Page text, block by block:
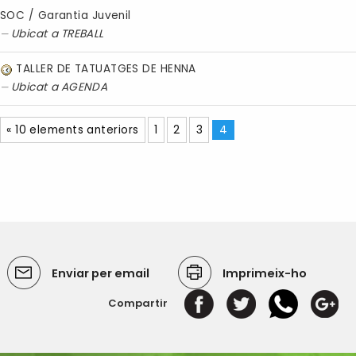
SOC / Garantia Juvenil
Ubicat a TREBALL
TALLER DE TATUATGES DE HENNA
Ubicat aAGENDA
« 10 elements anteriors 1 2 3 4
Enviar per email Imprimeix-ho
Compartir